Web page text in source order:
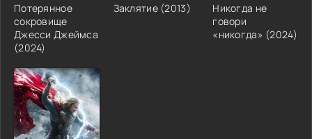
Потерянное
сокровище
Джесси Джеймса
(2024)
Заклятие (2013)
Никогда не
говори
«никогда» (2024)